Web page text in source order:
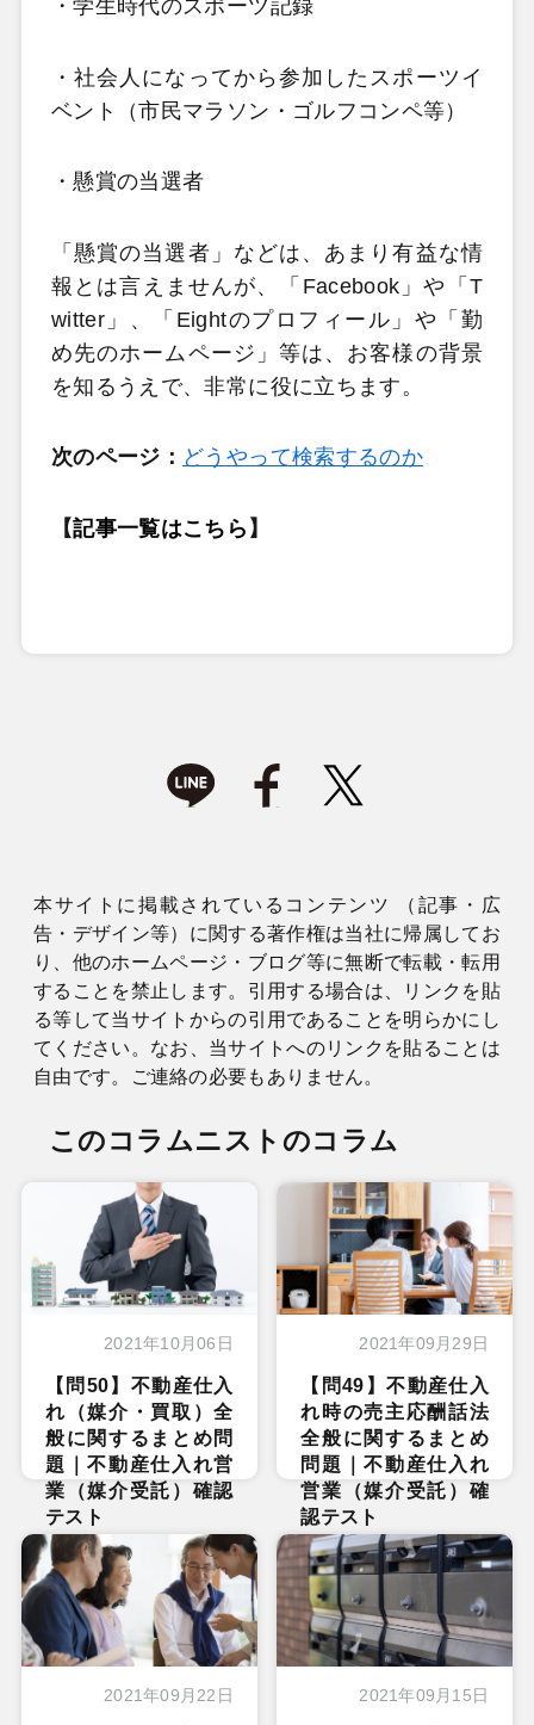
・学生時代のスポーツ記録
・社会人になってから参加したスポーツイ
ベント（市民マラソン・ゴルフコンペ等）
・懸賞の当選者
「懸賞の当選者」などは、あまり有益な情
報とは言えませんが、「Facebook」や「T
witter」、「Eightのプロフィール」や「勤
め先のホームページ」等は、お客様の背景
を知るうえで、非常に役に立ちます。
次のページ： どうやって検索するのか
【記事一覧はこちら 】
本サイトに掲載されているコンテンツ （記事・広
告・デザイン等）に関する著作権は当社に帰属してお
り、他のホームページ・ブログ等に無断で転載・転用
することを禁止します。引用する場合は、リンクを貼
る等して当サイトからの引用であることを明らかにし
てください。なお、当サイトへのリンクを貼ることは
自由です。ご連絡の必要もありません。
このコラムニストのコラム
2021年10月06日
【問50】不動産仕入
れ（媒介・買取）全
般に関するまとめ問
題｜不動産仕入れ営
業（媒介受託）確認
テスト
2021年09月29日
【問49】不動産仕入
れ時の売主応酬話法
全般に関するまとめ
問題｜不動産仕入れ
営業（媒介受託）確
認テスト
2021年09月22日 2021年09月15日